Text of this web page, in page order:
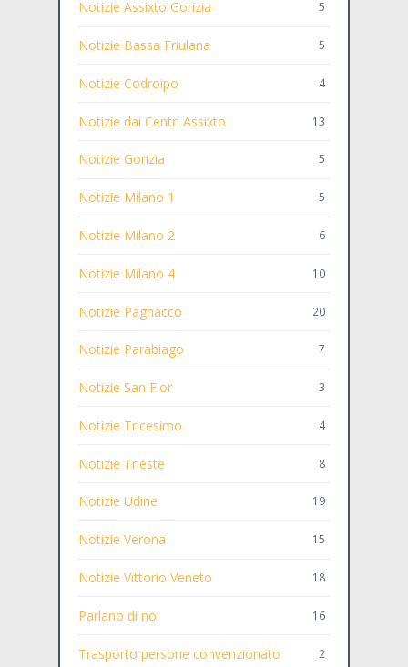
Notizie Assixto Gorizia 5
Notizie Bassa Friulana 5
Notizie Codroipo 4
Notizie dai Centri Assixto 13
Notizie Gorizia 5
Notizie Milano 1 5
Notizie Milano 2 6
Notizie Milano 4 10
Notizie Pagnacco 20
Notizie Parabiago 7
Notizie San Fior 3
Notizie Tricesimo 4
Notizie Trieste 8
Notizie Udine 19
Notizie Verona 15
Notizie Vittorio Veneto 18
Parlano di noi 16
Trasporto persone convenzionato 2